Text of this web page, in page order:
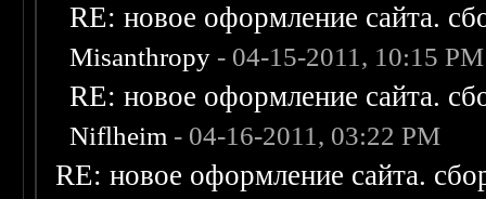
RE: новое оформление сайта.
Misanthropy - 04-15-2011, 10:15 PM
RE: новое оформление сайта.
Niflheim - 04-16-2011, 03:22 PM
RE: новое оформление сайта.